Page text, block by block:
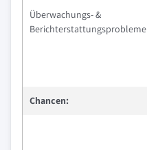
Überwachungs- &
Berichterstattungsprobleme
Chancen: